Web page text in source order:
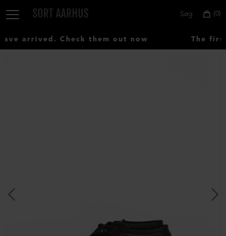
0
Søg
arrived. Check them out now The first